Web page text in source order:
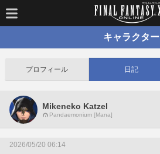
キャラクター
プロフィール 日記
Mikeneko Katzel
Pandaemonium [Mana]
2026/05/20 06:14